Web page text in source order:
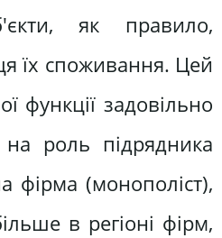
як правило,
їх споживання. Цей
функції задовільно
роль підрядника
фірма (монополіст),
в регіоні фірм,